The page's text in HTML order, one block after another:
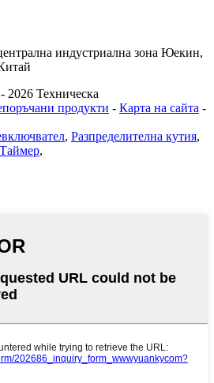
индустриална зона Юекин,
2026 Техническа
продукти - Карта на сайта -
, Разпределителна кутия,
Таймер,